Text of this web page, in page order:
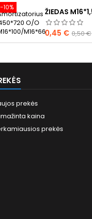
−10%
Kaina
0,45 € Bazinė
kaina
0,50 €
prekės
kaina
prekės